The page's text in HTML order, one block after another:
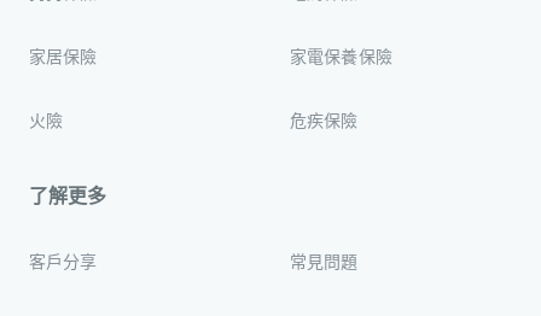
家居保險 家電保養保險
火險 危疾保險
了解更多
客戶分享 常見問題